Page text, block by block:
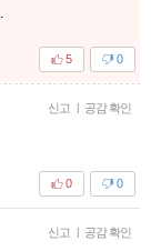
0
5
신고 | 공감 확인
0
0
신고 | 공감 확인